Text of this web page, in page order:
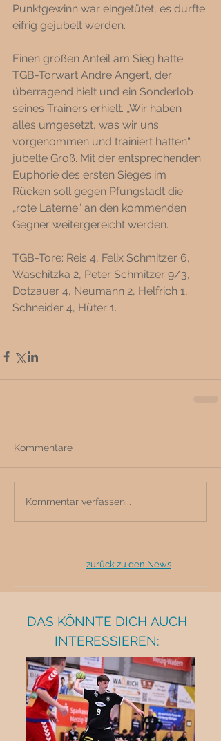
Punktgewinn war eingetütet, es durfte
eifrig gejubelt werden.
Einen großen Anteil am Sieg hatte
TGB-Torwart Andre Angert, der
überragend hielt und ein Sonderlob
seines Trainers erhielt. „Wir haben
alles umgesetzt, was wir uns
vorgenommen und trainiert hatten“
jubelte Groß. Mit der entsprechenden
Euphorie des ersten Sieges im
Rücken soll gegen Pfungstadt die
„rote Laterne“ an den kommenden
Gegner weitergereicht werden.
TGB-Tore: Reis 4, Felix Schmitzer 6,
Waschitzka 2, Peter Schmitzer 9/3,
Dotzauer 4, Neumann 2, Helfrich 1,
Schneider 4, Hüter 1.
Kommentare
Kommentar verfassen...
zurück zu den News
DAS KÖNNTE DICH AUCH
INTERESSIEREN: